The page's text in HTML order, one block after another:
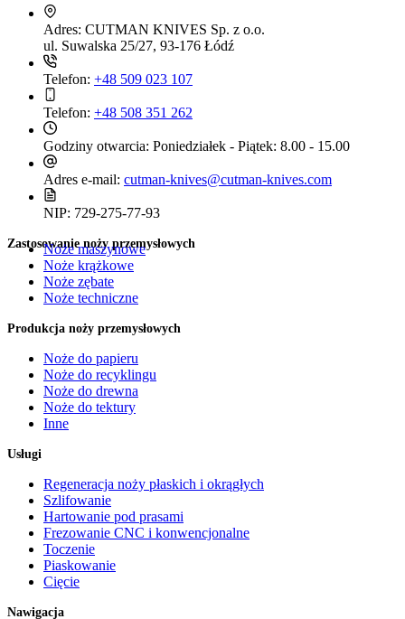
Adres: CUTMAN KNIVES Sp. z o.o.
ul. Suwalska 25/27, 93-176 Łódź
Telefon: +48 509 023 107
Telefon: +48 508 351 262
Godziny otwarcia: Poniedziałek - Piątek: 8.00 - 15.00
Adres e-mail: cutman-knives@cutman-knives.com
NIP: 729-275-77-93
Zastosowanie noży przemysłowych
Noże maszynowe
Noże krążkowe
Noże zębate
Noże techniczne
Produkcja noży przemysłowych
Noże do papieru
Noże do recyklingu
Noże do drewna
Noże do tektury
Inne
Usługi
Regeneracja noży płaskich i okrągłych
Szlifowanie
Hartowanie pod prasami
Frezowanie CNC i konwencjonalne
Toczenie
Piaskowanie
Cięcie
Nawigacja